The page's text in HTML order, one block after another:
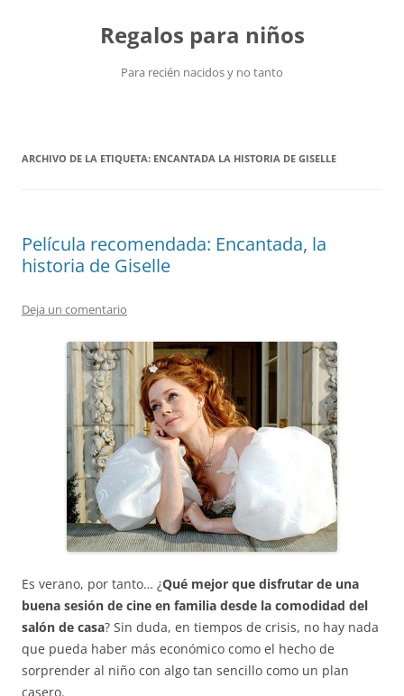
Regalos para niños
Para recién nacidos y no tanto
ARCHIVO DE LA ETIQUETA: ENCANTADA LA HISTORIA DE GISELLE
Película recomendada: Encantada, la
historia de Giselle
Deja un comentario
Es verano, por tanto… ¿Qué mejor que disfrutar de una
buena sesión de cine en familia desde la comodidad del
salón de casa? Sin duda, en tiempos de crisis, no hay nada
que pueda haber más económico como el hecho de
sorprender al niño con algo tan sencillo como un plan
casero.